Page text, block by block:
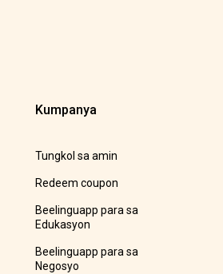
Kumpanya
Tungkol sa amin
Redeem coupon
Beelinguapp para sa
Edukasyon
Beelinguapp para sa
Negosyo